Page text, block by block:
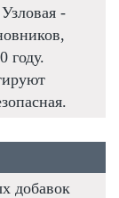
-
году.
добавок